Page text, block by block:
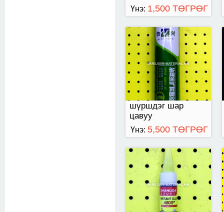
Үнэ: 1,500 ТӨГРӨГ
шүршдэг шар
цавуу
Үнэ: 5,500 ТӨГРӨГ
дугуй нөхөгч
Төмрийн Абро цавуу